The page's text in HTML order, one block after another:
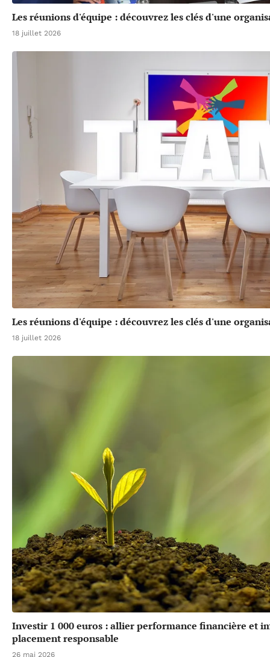
Les réunions d'équipe : découvrez les clés d'une
18 juillet 2026
Les réunions d'équipe : découvrez les clés d'une
18 juillet 2026
Investir 1 000 euros : allier performance financière et
placement responsable
26 mai 2026